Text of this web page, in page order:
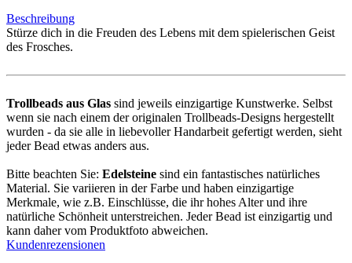
Beschreibung
Stürze dich in die Freuden des Lebens mit dem spielerischen Geist
des Frosches.
Trollbeads aus Glas sind jeweils einzigartige Kunstwerke. Selbst
wenn sie nach einem der originalen Trollbeads-Designs hergestellt
wurden - da sie alle in liebevoller Handarbeit gefertigt werden, sieht
jeder Bead etwas anders aus.
Bitte beachten Sie: Edelsteine sind ein fantastisches natürliches
Material. Sie variieren in der Farbe und haben einzigartige
Merkmale, wie z.B. Einschlüsse, die ihr hohes Alter und ihre
natürliche Schönheit unterstreichen. Jeder Bead ist einzigartig und
kann daher vom Produktfoto abweichen.
Kundenrezensionen